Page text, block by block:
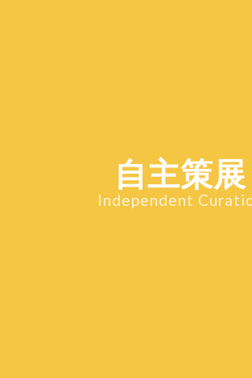
自主策展
Independent